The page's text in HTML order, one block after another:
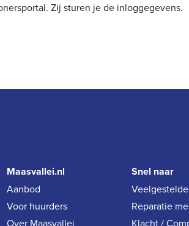
Zij sturen je de inloggegevens.
Maasvallei.nl
Aanbod
Voor huurders
Over Maasvallei
Snel naar
Reparatie
Klacht /